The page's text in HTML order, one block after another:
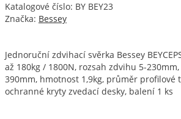
Katalogové číslo: BY BEY23
Značka: Bessey
Jednoruční zdvihací svěrka Bessey
až 180kg / 1800N, rozsah zdvihu 5-
390mm, hmotnost 1,9kg, průměr profilové
ochranné kryty zvedací desky, balení 1 ks